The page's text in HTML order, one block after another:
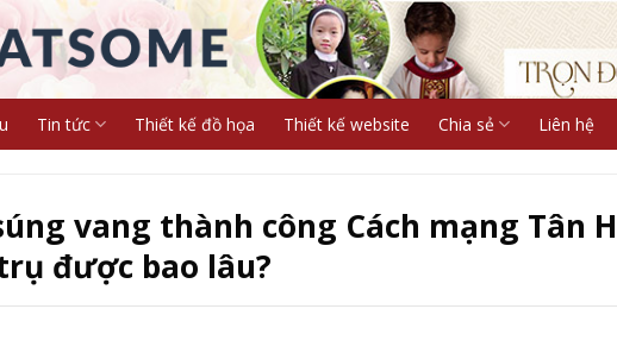
Tin tức Thiết kế đồ họa Thiết kế website Chia sẻ Liên hệ
vang thành công Cách mạng Tân
được bao lâu?